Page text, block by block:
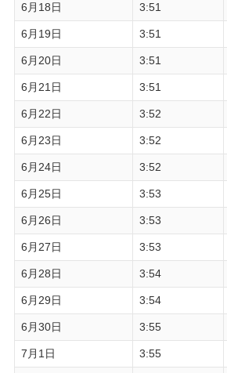
6月18日 3:51
6月19日 3:51
6月20日 3:51
6月21日 3:51
6月22日 3:52
6月23日 3:52
6月24日 3:52
6月25日 3:53
6月26日 3:53
6月27日 3:53
6月28日 3:54
6月29日 3:54
6月30日 3:55
7月1日 3:55